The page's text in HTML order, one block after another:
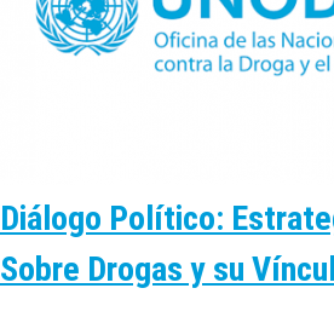
Diálogo Político:
Sobre Drogas y su